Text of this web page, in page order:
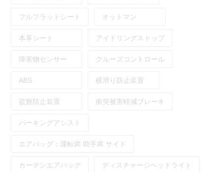
フルフラットシート オットマン
本革シート アイドリングストップ
障害物センサー クルーズコントロール
ABS 横滑り防止装置
盗難防止装置 衝突被害軽減ブレーキ
パーキングアシスト
エアバッグ： 運転席 助手席 サイド
カーテンエアバッグ ディスチャージヘッドライト